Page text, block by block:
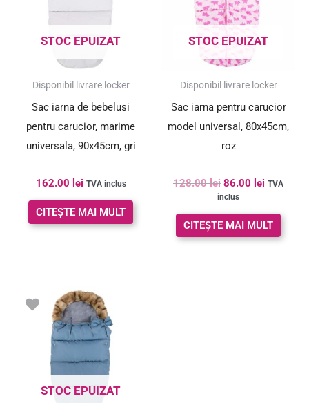
STOC EPUIZAT
Disponibil livrare locker
Sac iarna de bebelusi
pentru carucior, marime
universala, 90x45cm, gri
162.00 lei TVA inclus
CITEȘTE MAI MULT
SUPER PREȚ!
STOC EPUIZAT
Disponibil livrare locker
Sac iarna pentru carucior
model universal, 80x45cm,
roz
128.00lei 86.00 lei TVA
inclus
CITEȘTE MAI MULT
STOC EPUIZAT